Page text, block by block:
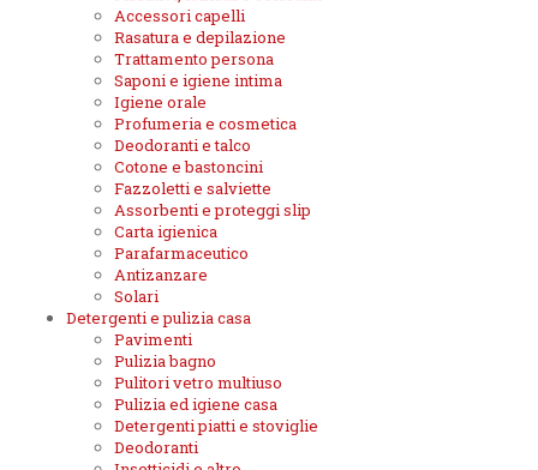
Accessori capelli
Rasatura e depilazione
Trattamento persona
Saponi e igiene intima
Igiene orale
Profumeria e cosmetica
Deodoranti e talco
Cotone e bastoncini
Fazzoletti e salviette
Assorbenti e proteggi slip
Carta igienica
Parafarmaceutico
Antizanzare
Solari
Detergenti e pulizia casa
Pavimenti
Pulizia bagno
Pulitori vetro multiuso
Pulizia ed igiene casa
Detergenti piatti e stoviglie
Deodoranti